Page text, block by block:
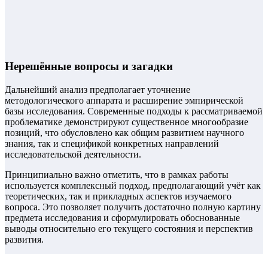
Нерешённые вопросы и загадки
Дальнейший анализ предполагает уточнение
методологического аппарата и расширение эмпирической
базы исследования. Современные подходы к рассматриваемой
проблематике демонстрируют существенное многообразие
позиций, что обусловлено как общим развитием научного
знания, так и спецификой конкретных направлений
исследовательской деятельности.
Принципиально важно отметить, что в рамках работы
используется комплексный подход, предполагающий учёт как
теоретических, так и прикладных аспектов изучаемого
вопроса. Это позволяет получить достаточно полную картину
предмета исследования и сформулировать обоснованные
выводы относительно его текущего состояния и перспектив
развития.